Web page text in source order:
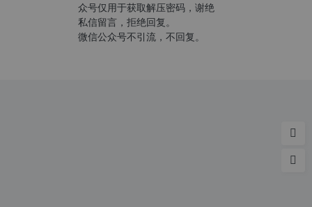
众号仅用于获取解压密码，谢绝
私信留言，拒绝回复。
微信公众号不引流，不回复。